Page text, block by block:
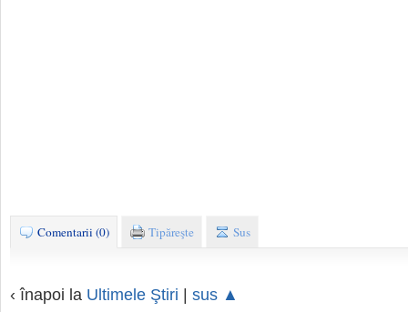
Comentarii (0) Tipăreşte Sus
‹ înapoi la Ultimele Ştiri sus ▲